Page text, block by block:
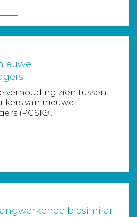
verhouding zien tussen
van nieuwe
(PCSK9...
biosimilar